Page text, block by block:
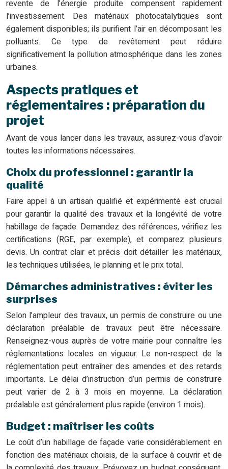
revente de l’énergie produite compensent rapidement
l’investissement. Des matériaux photocatalytiques sont
également disponibles; ils purifient l’air en décomposant les
polluants. Ce type de revêtement peut réduire
significativement la pollution atmosphérique dans les zones
urbaines.
Aspects pratiques et
réglementaires : préparation du
projet
Avant de vous lancer dans les travaux, assurez-vous d’avoir
toutes les informations nécessaires.
Choix du professionnel : garantir la
qualité
Faire appel à un artisan qualifié et expérimenté est crucial
pour garantir la qualité des travaux et la longévité de votre
habillage de façade. Demandez des références, vérifiez les
certifications (RGE, par exemple), et comparez plusieurs
devis. Un contrat clair et précis doit détailler les matériaux,
les techniques utilisées, le planning et le prix total.
Démarches administratives : éviter les
surprises
Selon l’ampleur des travaux, un permis de construire ou une
déclaration préalable de travaux peut être nécessaire.
Renseignez-vous auprès de votre mairie pour connaître les
réglementations locales en vigueur. Le non-respect de la
réglementation peut entraîner des amendes et des retards
importants. Le délai d’instruction d’un permis de construire
peut varier de 2 à 3 mois en moyenne. La déclaration
préalable est généralement plus rapide (environ 1 mois).
Budget : maîtriser les coûts
Le coût d’un habillage de façade varie considérablement en
fonction des matériaux choisis, de la surface à couvrir et de